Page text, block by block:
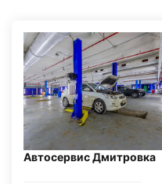
Автосервис Дмитровка